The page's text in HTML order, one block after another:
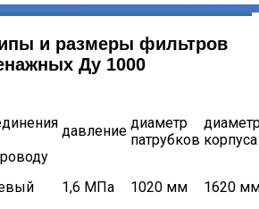
и размеры фильтров
Ду 1000
давление диаметр
патрубков корпуса
1,6 МПа 1020 мм
1620